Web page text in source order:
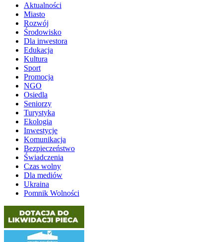
Aktualności
Miasto
Rozwój
Środowisko
Dla inwestora
Edukacja
Kultura
Sport
Promocja
NGO
Osiedla
Seniorzy
Turystyka
Ekologia
Inwestycje
Komunikacja
Bezpieczeństwo
Świadczenia
Czas wolny
Dla mediów
Ukraina
Pomnik Wolności